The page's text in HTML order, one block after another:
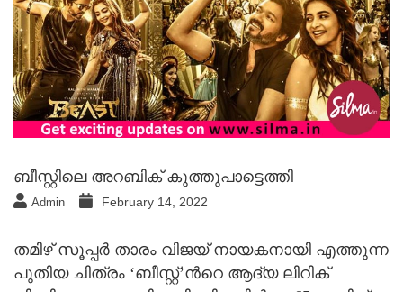
ബീസ്റ്റിലെ അറബിക് കുത്തുപാട്ടെത്തി
Admin February 14, 2022
തമിഴ് സൂപ്പര്‍ താരം വിജയ് നായകനായി എത്തുന്ന
പുതിയ ചിത്രം ‘ബീസ്റ്റ്’ന്‍റെ ആദ്യ ലിറിക്